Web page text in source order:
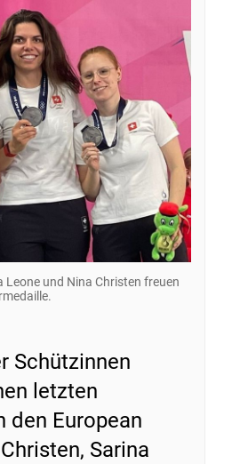
Leone und Nina Christen freuen
Schützinnen
letzten
den European
Sarina